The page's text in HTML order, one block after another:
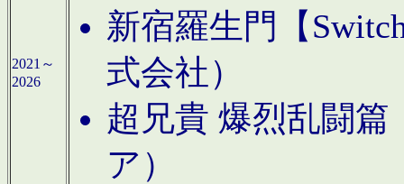
2021～
2026
新宿羅生門【
式会社）
超兄貴 爆烈乱闘篇
ア）